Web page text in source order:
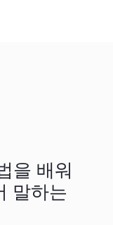
을 배워
말하는